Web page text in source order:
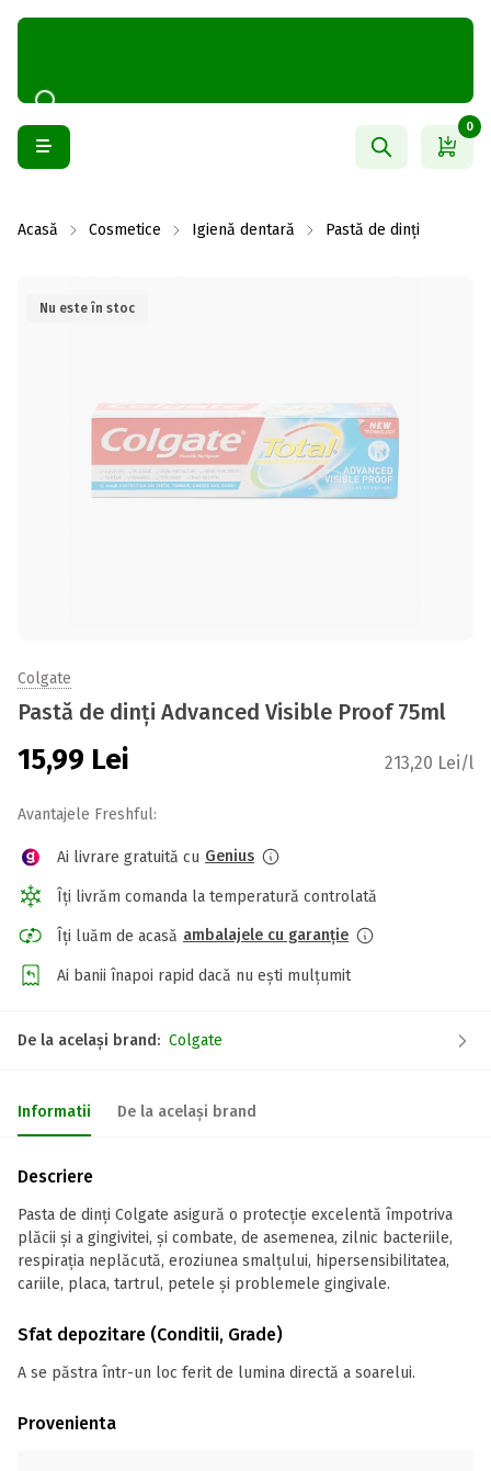
0
Acasă Cosmetice Igienă dentară Pastă de dinți
Nu este în stoc
Colgate
Pastă de dinți Advanced Visible Proof 75ml
15,99 Lei 213,20 Lei/l
Avantajele Freshful:
Ai livrare gratuită cu Genius
Îți livrăm comanda la temperatură controlată
Îți luăm de acasă ambalajele cu garanție
Ai banii înapoi rapid dacă nu ești mulțumit
De la același brand: Colgate
Informatii De la același brand
Descriere
Pasta de dinți Colgate asigură o protecție excelentă împotriva
plăcii și a gingivitei, și combate, de asemenea, zilnic bacteriile,
respirația neplăcută, eroziunea smalțului, hipersensibilitatea,
cariile, placa, tartrul, petele și problemele gingivale.
Sfat depozitare (Conditii, Grade)
A se păstra într-un loc ferit de lumina directă a soarelui.
Provenienta